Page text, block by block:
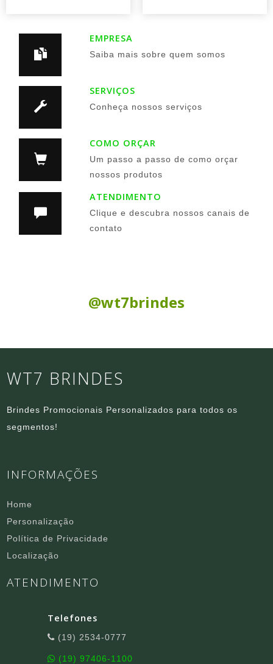
EMPRESA
Saiba mais sobre quem somos
SERVIÇOS
Conheça nossos serviços
COMO ORÇAR
Um passo a passo de como orçar
nossos produtos
ATENDIMENTO
Clique e descubra nossos canais de
contato
@wt7brindes
WT7 BRINDES
Brindes Promocionais Personalizados para todos os
segmentos!
INFORMAÇÕES
Home
Personalização
Política de Privacidade
Localização
ATENDIMENTO
Telefones
(19) 2534-0777
(19) 97406-1100